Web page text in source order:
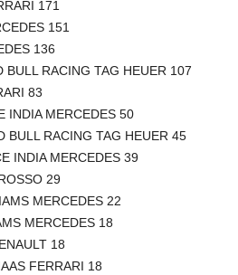
171
151
136
BULL RACING TAG HEUER 107
83
INDIA MERCEDES 50
BULL RACING TAG HEUER 45
INDIA MERCEDES 39
29
MERCEDES 22
MERCEDES 18
18
FERRARI 18